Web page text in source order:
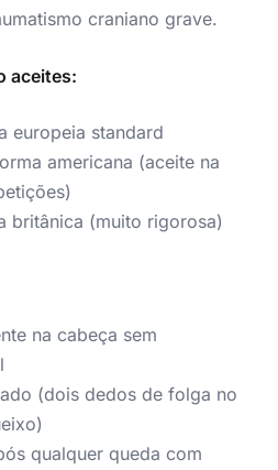
craniano grave.
aceites:
europeia standard
americana (aceite na
britânica (muito rigorosa)
na cabeça sem
(dois dedos de folga no
qualquer queda com